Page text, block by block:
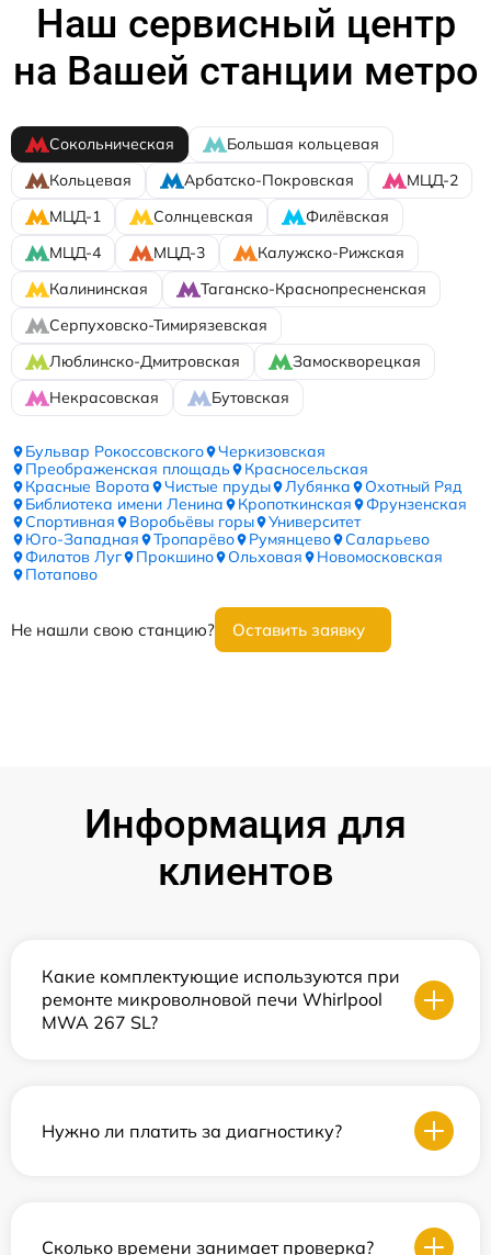
Наш сервисный центр
на Вашей станции метро
Сокольническая
Большая кольцевая
Кольцевая
Арбатско-Покровская
МЦД-2
МЦД-1
Солнцевская
Филёвская
МЦД-4
МЦД-3
Калужско-Рижская
Калининская
Таганско-Краснопресненская
Серпуховско-Тимирязевская
Люблинско-Дмитровская
Замоскворецкая
Некрасовская
Бутовская
Бульвар Рокоссовского
Черкизовская
Преображенская площадь
Красносельская
Красные Ворота
Чистые пруды Лубянка
Охотный Ряд
Библиотека имени Ленина
Кропоткинская
Фрунзенская
Спортивная
Воробьёвы горы
Университет
Юго-Западная
Тропарёво Румянцево
Саларьево
Филатов Луг
Прокшино Ольховая
Новомосковская
Потапово
Не нашли свою станцию? Оставить заявку
Информация для
клиентов
Какие комплектующие используются при
ремонте микроволновой печи Whirlpool
MWA 267 SL?
Нужно ли платить за диагностику?
Сколько времени занимает проверка?